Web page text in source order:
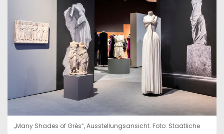
„Many Shades of Grès“, Ausstellungsansicht. Foto: Staatliche